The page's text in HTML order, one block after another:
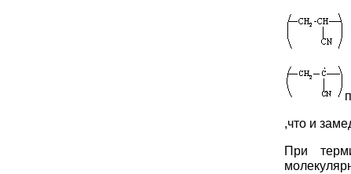
,что и
При